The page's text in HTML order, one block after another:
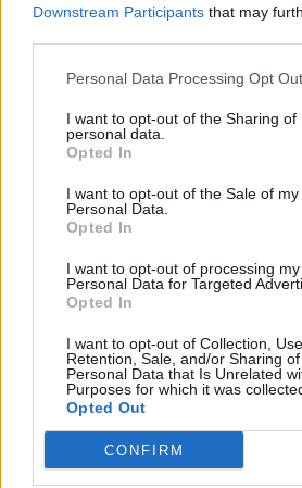
Downstream Participants that may
Personal Data Processing Opt
I want to opt-out of the Sharing of
personal data.
Opted In
I want to opt-out of the Sale of my
Personal Data.
Opted In
I want to opt-out of processing my
Personal Data for Targeted
Opted In
I want to opt-out of Collection, Use,
Retention, Sale, and/or Sharing
Personal Data that Is Unrelated
Purposes for which it was
Opted Out
CONFIRM
Κάτω από τη βεράντα στέκουν ομπρέλες
ξαπλώστρες προκειμένου να χαρείτε τη